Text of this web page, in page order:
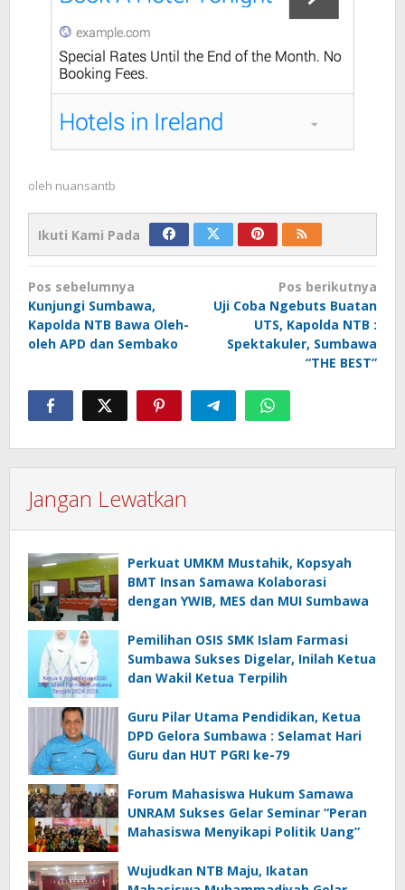
oleh nuansantb
Ikuti Kami Pada
Navigasi
pos
Pos sebelumnya
Kunjungi Sumbawa,
Kapolda NTB Bawa Oleh-
oleh APD dan Sembako
Pos berikutnya
Uji Coba Ngebuts Buatan
UTS, Kapolda NTB :
Spektakuler, Sumbawa
“THE BEST”
Jangan Lewatkan
Perkuat UMKM Mustahik, Kopsyah
BMT Insan Samawa Kolaborasi
dengan YWIB, MES dan MUI Sumbawa
Pemilihan OSIS SMK Islam Farmasi
Sumbawa Sukses Digelar, Inilah Ketua
dan Wakil Ketua Terpilih
Guru Pilar Utama Pendidikan, Ketua
DPD Gelora Sumbawa : Selamat Hari
Guru dan HUT PGRI ke-79
Forum Mahasiswa Hukum Samawa
UNRAM Sukses Gelar Seminar “Peran
Mahasiswa Menyikapi Politik Uang”
Wujudkan NTB Maju, Ikatan